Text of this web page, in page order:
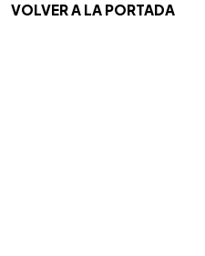
VOLVER A LA PORTADA